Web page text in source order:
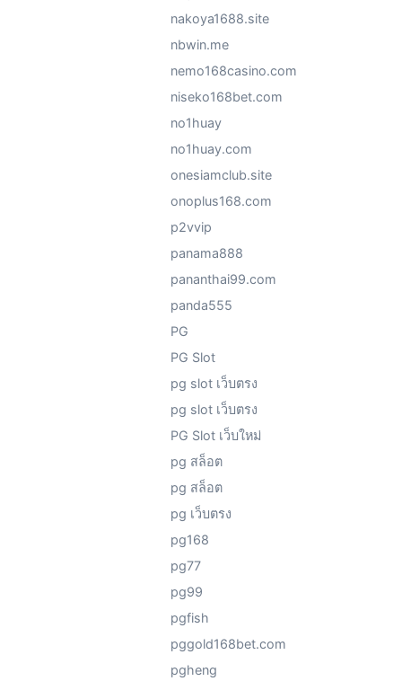
nakoya1688.site
nbwin.me
nemo168casino.com
niseko168bet.com
no1huay
no1huay.com
onesiamclub.site
onoplus168.com
p2vvip
panama888
pananthai99.com
panda555
PG
PG Slot
pg slot เว็บตรง
pg slot เว็บตรง
PG Slot เว็บใหม่
pg สล็อต
pg สล็อต
pg เว็บตรง
pg168
pg77
pg99
pgfish
pggold168bet.com
pgheng